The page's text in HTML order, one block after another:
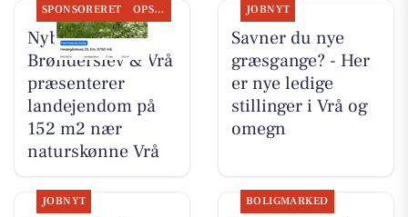
SPONSORERET OPSLAGSTAVLEN
Nybolig
Brønderslev & Vrå
præsenterer
landejendom på
152 m2 nær
naturskønne Vrå
JOBNYT
Savner du nye
græsgange? - Her
er nye ledige
stillinger i Vrå og
omegn
JOBNYT BOLIGMARKED